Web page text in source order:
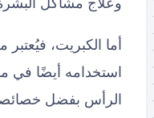
وعلاج مشاكل
أما الكبريت، فيُعتبر
استخدامه أيضًا في
الرأس بفضل خصائصه